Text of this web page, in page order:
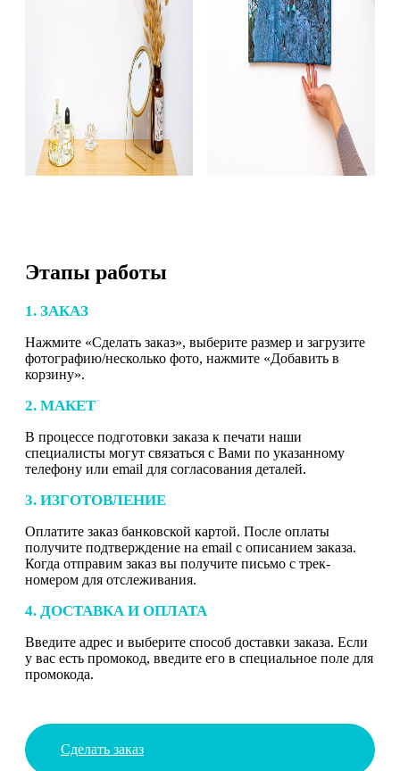
Этапы работы
1. ЗАКАЗ
Нажмите «Сделать заказ», выберите размер и загрузите
фотографию/несколько фото, нажмите «Добавить в
корзину».
2. МАКЕТ
В процессе подготовки заказа к печати наши
специалисты могут связаться с Вами по указанному
телефону или email для согласования деталей.
3. ИЗГОТОВЛЕНИЕ
Оплатите заказ банковской картой. После оплаты
получите подтверждение на email с описанием заказа.
Когда отправим заказ вы получите письмо с трек-
номером для отслеживания.
4. ДОСТАВКА И ОПЛАТА
Введите адрес и выберите способ доставки заказа. Если
у вас есть промокод, введите его в специальное поле для
промокода.
Сделать заказ